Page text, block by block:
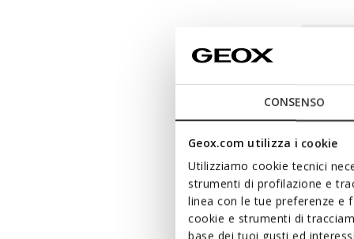
CONSENSO
Geox.com utilizza i cookie
Utilizziamo cookie tecnici
strumenti di profilazione e
linea con le tue preferenze e
cookie e strumenti di
base dei tuoi gusti ed